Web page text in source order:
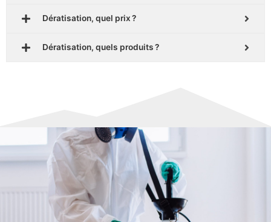
Dératisation, quel prix ?
Dératisation, quels produits ?